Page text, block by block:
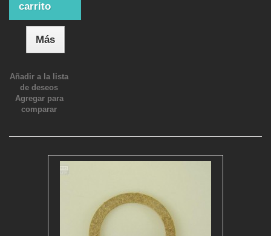
carrito
Más
Añadir a la lista
de deseos
Agregar para
comparar